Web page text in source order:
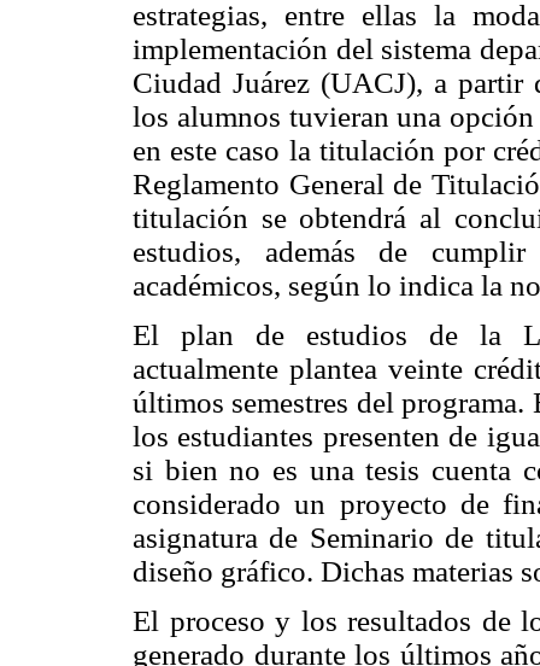
estrategias, entre ellas la
implementación del sistema
Ciudad Juárez (UACJ), a
los alumnos tuvieran una
en este caso la titulación por
Reglamento General de
titulación se obtendrá al
estudios, además de
académicos, según lo indica la
El plan de estudios de la
actualmente plantea veinte
últimos semestres del programa.
los estudiantes presenten de
si bien no es una tesis cuenta
considerado un proyecto de
asignatura de Seminario de
diseño gráfico. Dichas materias
El proceso y los resultados de
generado durante los últimos